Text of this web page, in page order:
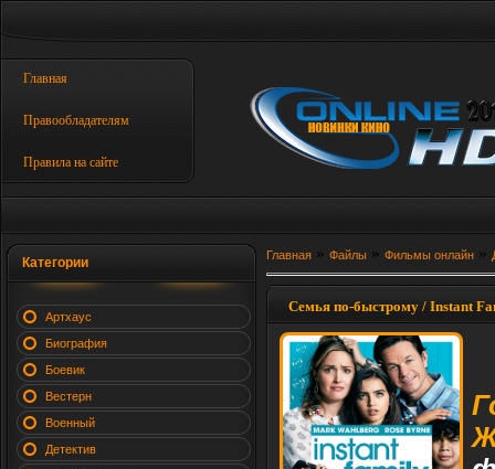
Главная
Правообладателям
Правила на сайте
Категории
Артхаус
Биография
Боевик
Вестерн
Военный
Детектив
Главная » Файлы » Фильмы онлайн »
Семья по-быстрому / Instant